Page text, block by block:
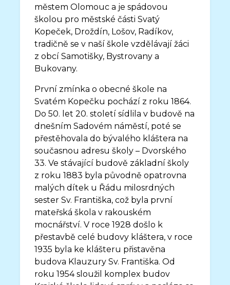
městem Olomouc a je spádovou
školou pro městské části Svatý
Kopeček, Droždín, Lošov, Radíkov,
tradičně se v naší škole vzdělávají žáci
z obcí Samotišky, Bystrovany a
Bukovany.
První zmínka o obecné škole na
Svatém Kopečku pochází z roku 1864.
Do 50. let 20. století sídlila v budově na
dnešním Sadovém náměstí, poté se
přestěhovala do bývalého kláštera na
současnou adresu školy – Dvorského
33. Ve stávající budově základní školy
z roku 1883 byla původně opatrovna
malých dítek u Řádu milosrdných
sester Sv. Františka, což byla první
mateřská škola v rakouském
mocnářství. V roce 1928 došlo k
přestavbě celé budovy kláštera, v roce
1935 byla ke klášteru přistavěna
budova Klauzury Sv. Františka. Od
roku 1954 sloužil komplex budov